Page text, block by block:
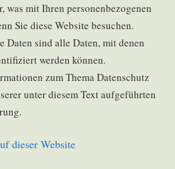
was mit Ihren personenbezogenen
Sie diese Website besuchen.
Daten sind alle Daten, mit denen
werden können.
zum Thema Datenschutz
unter diesem Text aufgeführten
dieser Website